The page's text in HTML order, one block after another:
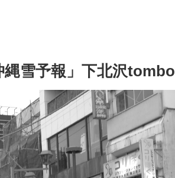
雪予報」下北沢